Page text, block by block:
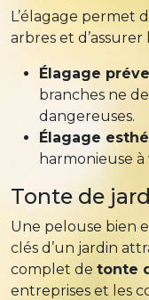
L’élagage permet
arbres et d’assurer
Élagage
branches ne
dangereuses.
Élagage
harmonieuse
Tonte de
Une pelouse bien
clés d’un jardin
complet de tonte
entreprises et les